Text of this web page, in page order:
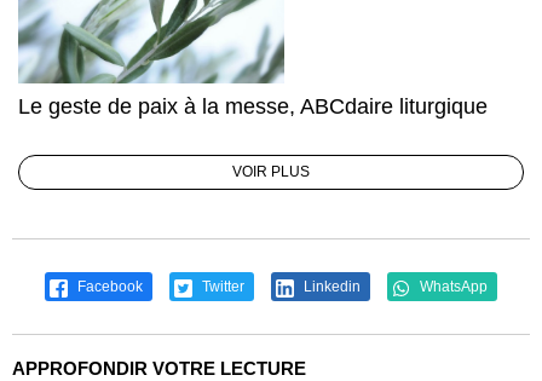
Le geste de paix à la messe, ABCdaire liturgique
VOIR PLUS
Facebook Twitter Linkedin WhatsApp
APPROFONDIR VOTRE LECTURE